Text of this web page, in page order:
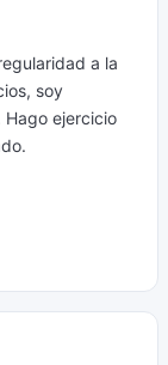
a la
soy
Hago ejercicio